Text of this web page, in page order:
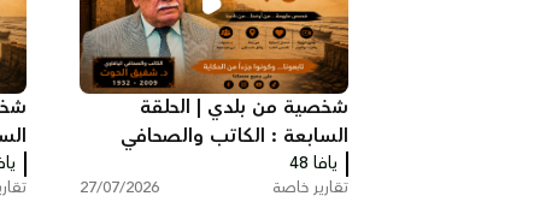
شخصية من بلدي | الحلقة
السابعة : الكاتب والصحافي
اليافاوي شفيق الحوت
يافا 48
تقارير خاصة 27/07/2026